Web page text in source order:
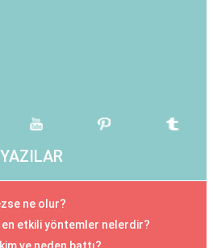
ne olur?
en etkili yöntemler nelerdir?